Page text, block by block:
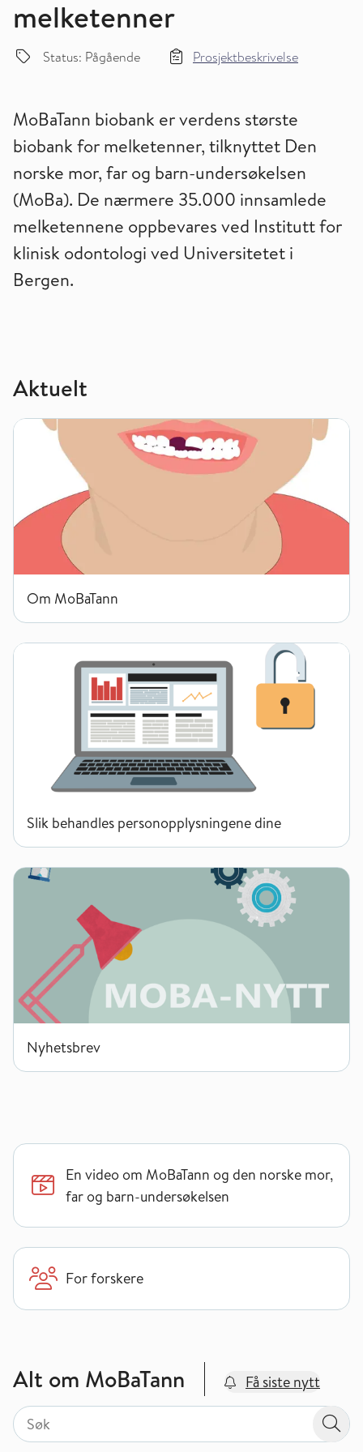
melketenner
Status: Pågående Prosjektbeskrivelse
MoBaTann biobank er verdens største
biobank for melketenner, tilknyttet Den
norske mor, far og barn-undersøkelsen
(MoBa). De nærmere 35.000 innsamlede
melketennene oppbevares ved Institutt for
klinisk odontologi ved Universitetet i
Bergen.
Aktuelt
Om MoBaTann
Om MoBaTann
Slik behandles personopplysningene dine
Slik behandles personopplysningene dine
Nyhetsbrev
Nyhetsbrev
En video om MoBaTann og den norske mor,
far og barn-undersøkelsen
For forskere
Alt om MoBaTann Få siste nytt
Søk på valgt sidetype i tema / område
Søk på valgt sidetype i tema / område
Søk